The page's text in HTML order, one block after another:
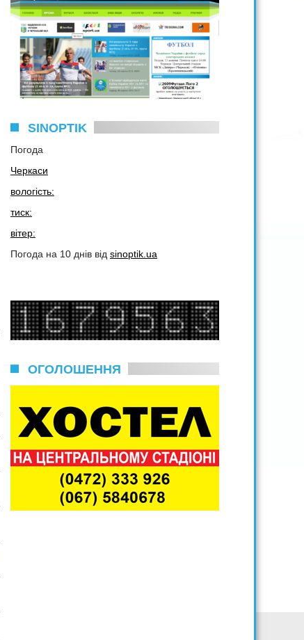
SINOPTIK
Погода
Черкаси
вологість:
тиск:
вітер:
Погода на 10 днів від sinoptik.ua
ОГОЛОШЕННЯ